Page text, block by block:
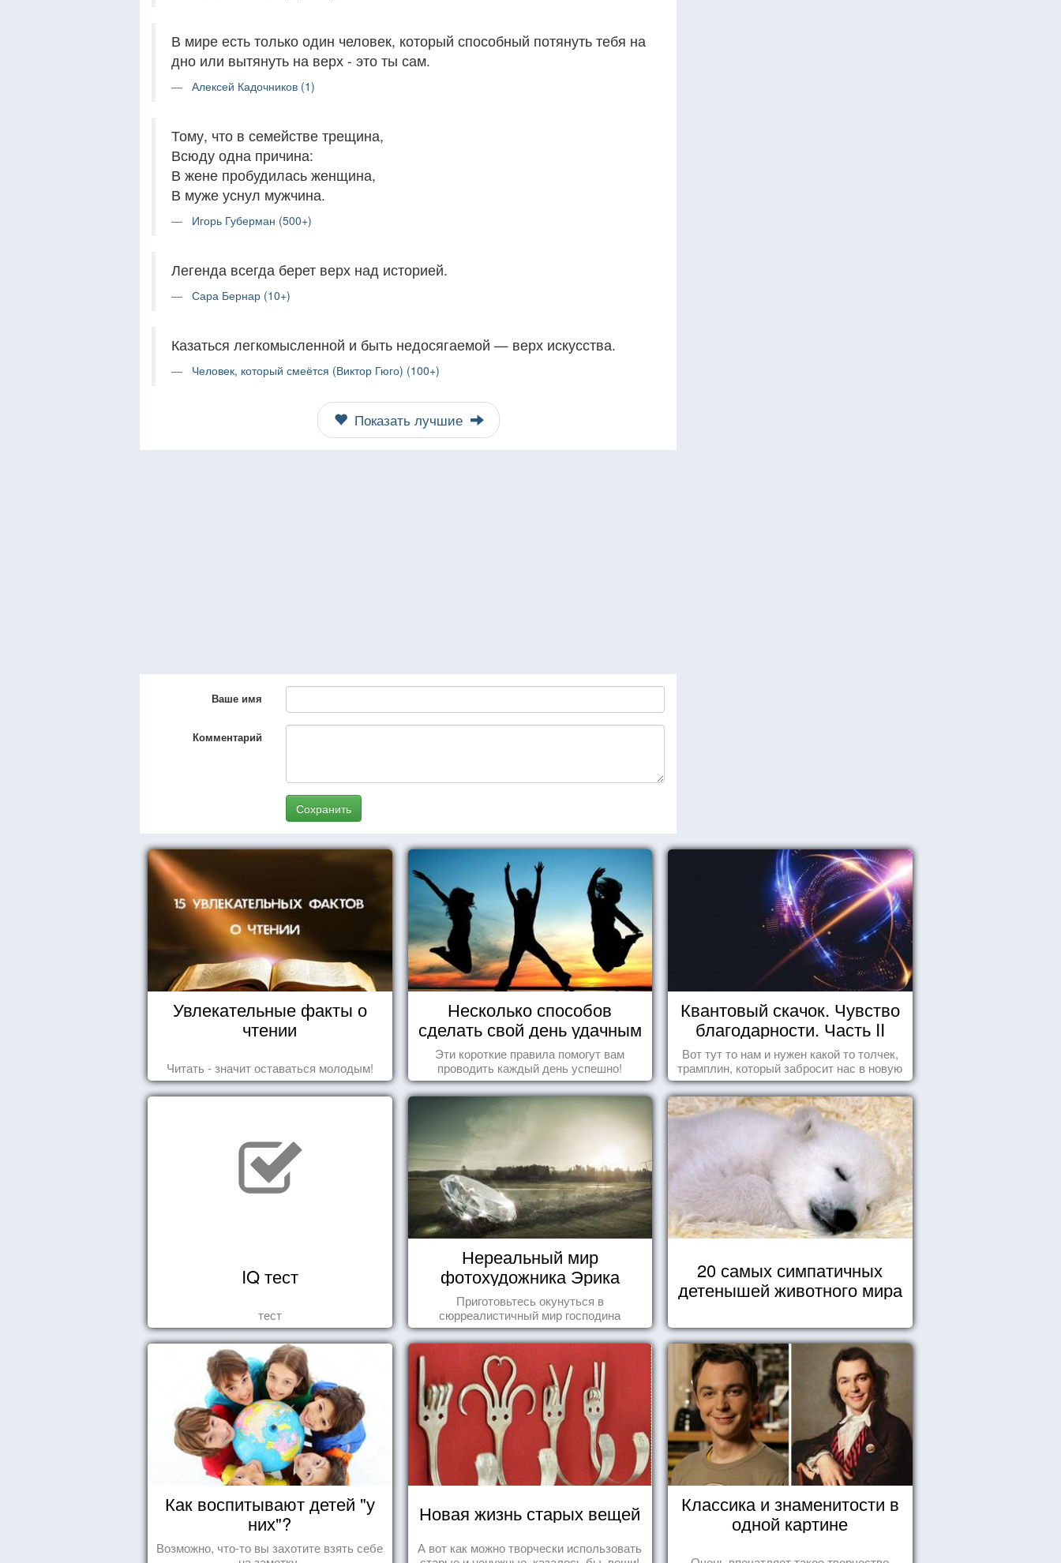
В мире есть только один человек, который способный потянуть тебя на
дно или вытянуть на верх - это ты сам.
Алексей Кадочников (1)
Тому, что в семействе трещина,
Всюду одна причина:
В жене пробудилась женщина,
В муже уснул мужчина.
Игорь Губерман (500+)
Легенда всегда берет верх над историей.
Сара Бернар (10+)
Казаться легкомысленной и быть недосягаемой — верх искусства.
Человек, который смеётся (Виктор Гюго) (100+)
Показать лучшие
Ваше имя
Комментарий
Сохранить
Увлекательные факты о
чтении
Читать - значит оставаться молодым!
Несколько способов
сделать свой день удачным
Эти короткие правила помогут вам
проводить каждый день успешно!
Квантовый скачок. Чувство
благодарности. Часть II
Вот тут то нам и нужен какой то толчек,
трамплин, который забросит нас в новую
реальность. БЛАГОДАРНОСТЬ.
IQ тест
тест
Нереальный мир
фотохудожника Эрика
Йоханссона
Приготовьтесь окунуться в
сюрреалистичный мир господина
Йоханссона
20 самых симпатичных
детенышей животного мира
Как воспитывают детей "у
них"?
Возможно, что-то вы захотите взять себе
Новая жизнь старых вещей
А вот как можно творчески использовать
Классика и знаменитости в
одной картине